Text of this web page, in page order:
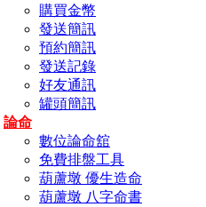
購買金幣
發送簡訊
預約簡訊
發送記錄
好友通訊
罐頭簡訊
論命
數位論命舘
免費排盤工具
葫蘆墩 優生造命
葫蘆墩 八字命書